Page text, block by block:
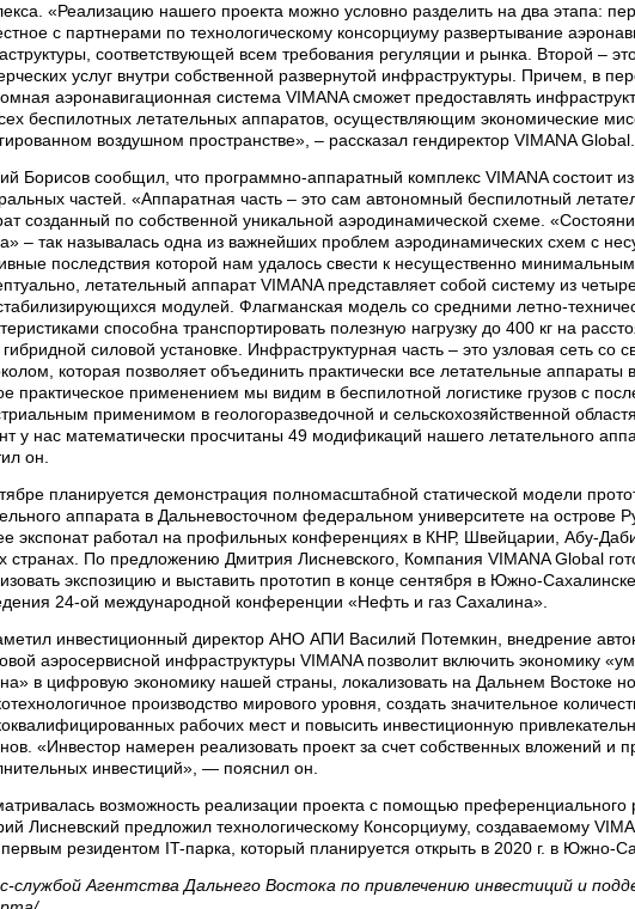
«Реализацию нашего проекта можно условно разделить на два этапа:
с партнерами по технологическому консорциуму развертывание
соответствующей всем требования регуляции и рынка. Второй –
услуг внутри собственной развернутой инфраструктуры. Причем, в
аэронавигационная система VIMANA сможет предоставлять
беспилотных летательных аппаратов, осуществляющим экономические
воздушном пространстве», – рассказал гендиректор VIMANA Global.
Борисов сообщил, что программно-аппаратный комплекс VIMANA состоит
частей. «Аппаратная часть – это сам автономный беспилотный
созданный по собственной уникальной аэродинамической схеме.
– так называлась одна из важнейших проблем аэродинамических схем с
последствия которой нам удалось свести к несущественно
летательный аппарат VIMANA представляет собой систему из
модулей. Флагманская модель со средними летно-
способна транспортировать полезную нагрузку до 400 кг на
силовой установке. Инфраструктурная часть – это узловая сеть со
которая позволяет объединить практически все летательные аппараты
практическое применением мы видим в беспилотной логистике грузов с
применимом в геологоразведочной и сельскохозяйственной
у нас математически просчитаны 49 модификаций нашего летательного
он.
планируется демонстрация полномасштабной статической модели
аппарата в Дальневосточном федеральном университете на острове
экспонат работал на профильных конференциях в КНР, Швейцарии, Абу-
странах. По предложению Дмитрия Лисневского, Компания VIMANA Global
экспозицию и выставить прототип в конце сентября в Южно-
24-ой международной конференции «Нефть и газ Сахалина».
инвестиционный директор АНО АПИ Василий Потемкин, внедрение
аэросервисной инфраструктуры VIMANA позволит включить экономику
в цифровую экономику нашей страны, локализовать на Дальнем Востоке
производство мирового уровня, создать значительное
рабочих мест и повысить инвестиционную
«Инвестор намерен реализовать проект за счет собственных вложений и
инвестиций», — пояснил он.
возможность реализации проекта с помощью
Лисневский предложил технологическому Консорциуму, создаваемому
первым резидентом IT-парка, который планируется открыть в 2020 г. в Южно-
службой Агентства Дальнего Востока по привлечению инвестиций и